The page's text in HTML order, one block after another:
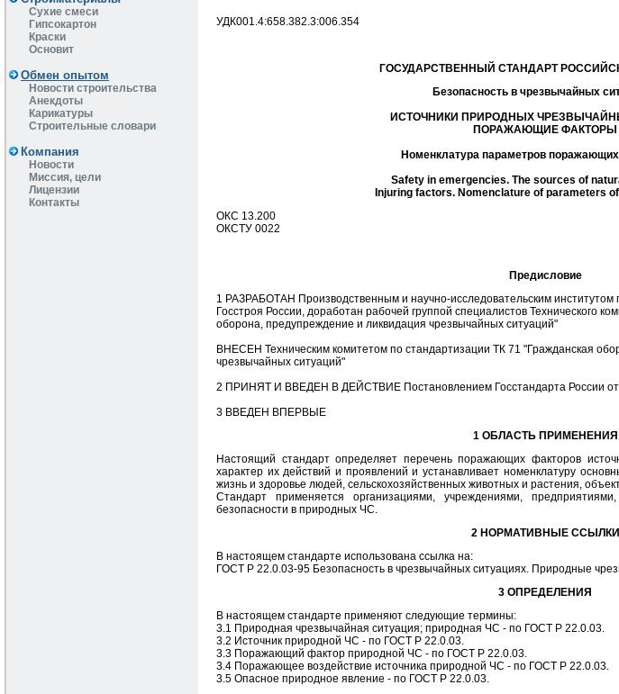
Сухие смеси
Гипсокартон
Краски
Основит
Обмен опытом
Новости строительства
Анекдоты
Карикатуры
Строительные словари
Компания
Новости
Миссия, цели
Лицензии
Контакты
УДК001.4:658.382.3:006.354
ГОСУДАРСТВЕННЫЙ СТАНДАРТ
Безопасность в чрезвычайных
ИСТОЧНИКИ ПРИРОДНЫХ
ПОРАЖАЮЩИЕ ФАКТОРЫ
Номенклатура параметров поражающих
Safety in emergencies. The sources of
Injuring factors. Nomenclature of parameters
ОКС 13.200
ОКСТУ 0022
Предисловие
1 РАЗРАБОТАН Производственным и научно-исследовательским
Госстроя России, доработан рабочей группой специалистов Технического
оборона, предупреждение и ликвидация чрезвычайных ситуаций"
ВНЕСЕН Техническим комитетом по стандартизации ТК 71 "Гражданская
чрезвычайных ситуаций"
2 ПРИНЯТ И ВВЕДЕН В ДЕЙСТВИЕ Постановлением Госстандарта России от
3 ВВЕДЕН ВПЕРВЫЕ
1 ОБЛАСТЬ ПРИМЕНЕНИЯ
Настоящий стандарт определяет перечень поражающих факторов
характер их действий и проявлений и устанавливает номенклатуру
жизнь и здоровье людей, сельскохозяйственных животных и растения,
Стандарт применяется организациями, учреждениями,
безопасности в природных ЧС.
2 НОРМАТИВНЫЕ ССЫЛКИ
В настоящем стандарте использована ссылка на:
ГОСТ Р 22.0.03-95 Безопасность в чрезвычайных ситуациях. Природные
3 ОПРЕДЕЛЕНИЯ
В настоящем стандарте применяют следующие термины:
3.1 Природная чрезвычайная ситуация; природная ЧС - по ГОСТ Р 22.0.03.
3.2 Источник природной ЧС - по ГОСТ Р 22.0.03.
3.3 Поражающий фактор природной ЧС - по ГОСТ Р 22.0.03.
3.4 Поражающее воздействие источника природной ЧС - по ГОСТ Р 22.0.03.
3.5 Опасное природное явление - по ГОСТ Р 22.0.03.